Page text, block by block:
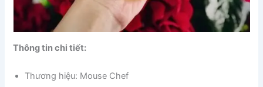
Thông tin chi tiết:
Thương hiệu: Mouse Chef